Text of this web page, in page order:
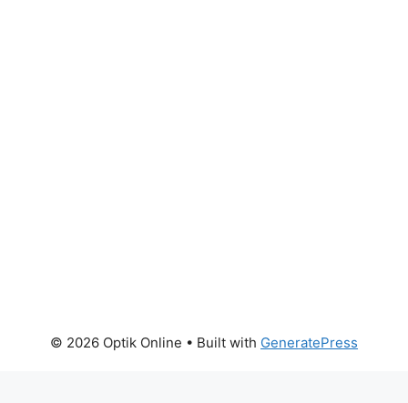
© 2026 Optik Online • Built with GeneratePress